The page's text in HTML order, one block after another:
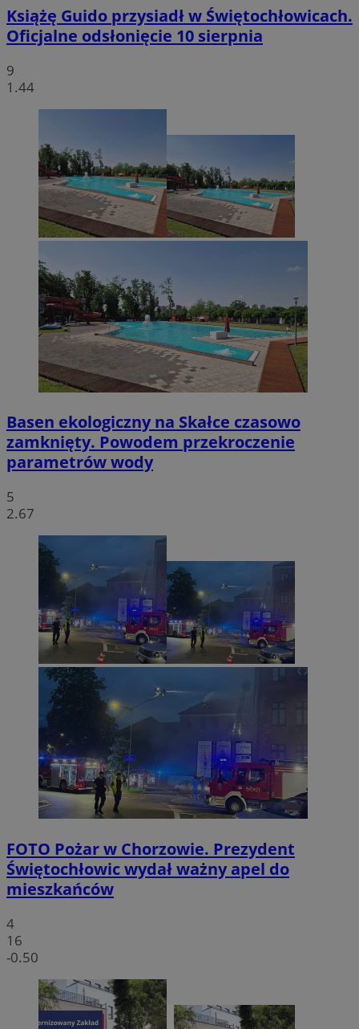
Książę Guido przysiadł w Świętochłowicach.
Oficjalne odsłonięcie 10 sierpnia
9
1.44
Basen ekologiczny na Skałce czasowo
zamknięty. Powodem przekroczenie
parametrów wody
5
2.67
FOTO Pożar w Chorzowie. Prezydent
Świętochłowic wydał ważny apel do
mieszkańców
4
16
-0.50